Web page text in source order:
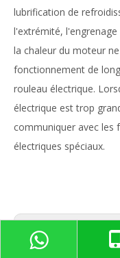
lubrification de
l'extrémité,
la chaleur du moteur
fonctionnement de
rouleau électrique.
électrique est trop
communiquer avec les
électriques spéciaux.